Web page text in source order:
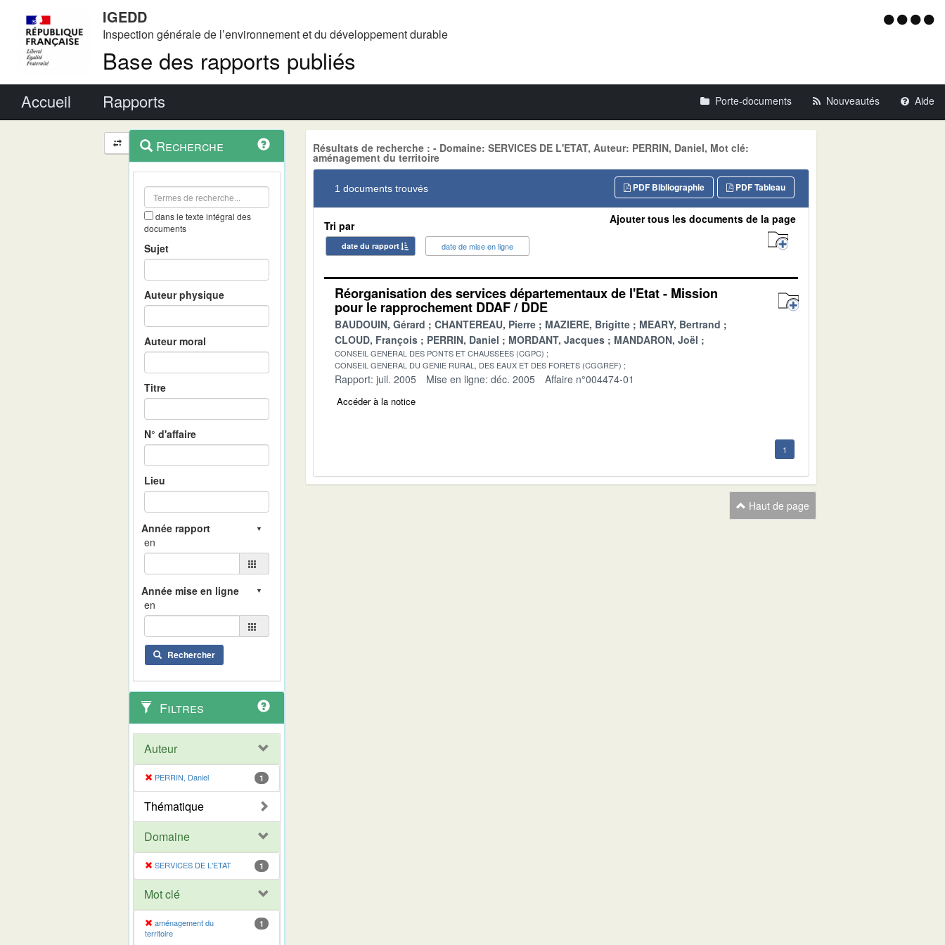
IGEDD
Inspection générale de l’environnement et du développement durable
Base des rapports publiés
Menu
Accueil Rapports Porte-documents Nouveautés Aide
Navigation
et
outils
contextuel
Recherche
dans le texte intégral des
documents
Sujet
Auteur physique
Auteur moral
Titre
N° d'affaire
Lieu
en
en
Rechercher
Filtres
Auteur
PERRIN, Daniel 1
Thématique
Domaine
SERVICES DE L'ETAT 1
Mot clé
aménagement du
territoire
1
Résultats de recherche : - Domaine: SERVICES DE L'ETAT, Auteur: PERRIN, Daniel, Mot clé:
aménagement du territoire
1 documents trouvés PDF Tableau
PDF Bibliographie
Tri par
date du rapport date de mise en ligne
Ajouter tous les documents de la page
Réorganisation des services départementaux de l'Etat - Mission
pour le rapprochement DDAF / DDE
BAUDOUIN, Gérard CHANTEREAU, Pierre MAZIERE, Brigitte
MEARY, Bertrand
CLOUD, François
PERRIN, Daniel MORDANT, Jacques MANDARON, Joël
CONSEIL GENERAL DES PONTS ET CHAUSSEES (CGPC)
CONSEIL GENERAL DU GENIE RURAL, DES EAUX ET DES FORETS (CGGREF)
Rapport: juil. 2005 Mise en ligne: déc. 2005 Affaire n°004474-01
Accéder à la notice
1
Haut de page